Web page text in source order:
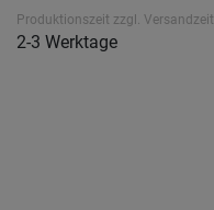
Produktionszeit zzgl. Versandzeit
2-3 Werktage